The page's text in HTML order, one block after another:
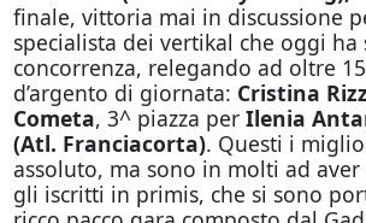
finale, vittoria mai in discussione
specialista dei vertikal che oggi ha
concorrenza, relegando ad oltre
d’argento di giornata: Cristina
Cometa, 3^ piazza per Ilenia
(Atl. Franciacorta). Questi i
assoluto, ma sono in molti ad
gli iscritti in primis, che si sono